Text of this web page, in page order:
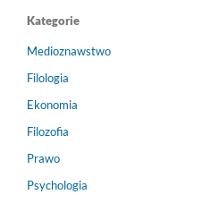
Kategorie
Medioznawstwo
Filologia
Ekonomia
Filozofia
Prawo
Psychologia